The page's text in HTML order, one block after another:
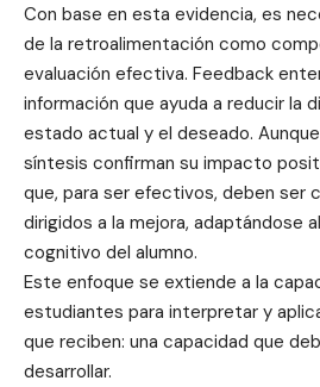
Con base en esta evidencia, es
de la retroalimentación como
evaluación efectiva. Feedback
información que ayuda a reducir la
estado actual y el deseado.
síntesis confirman su impacto
que, para ser efectivos, deben ser
dirigidos a la mejora, adaptándose
cognitivo del alumno.
Este enfoque se extiende a la
estudiantes para interpretar y
que reciben: una capacidad que
desarrollar.